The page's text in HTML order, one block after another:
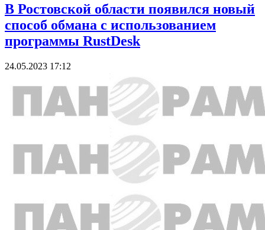
В Ростовской области появился новый
способ обмана с использованием
программы RustDesk
24.05.2023 17:12